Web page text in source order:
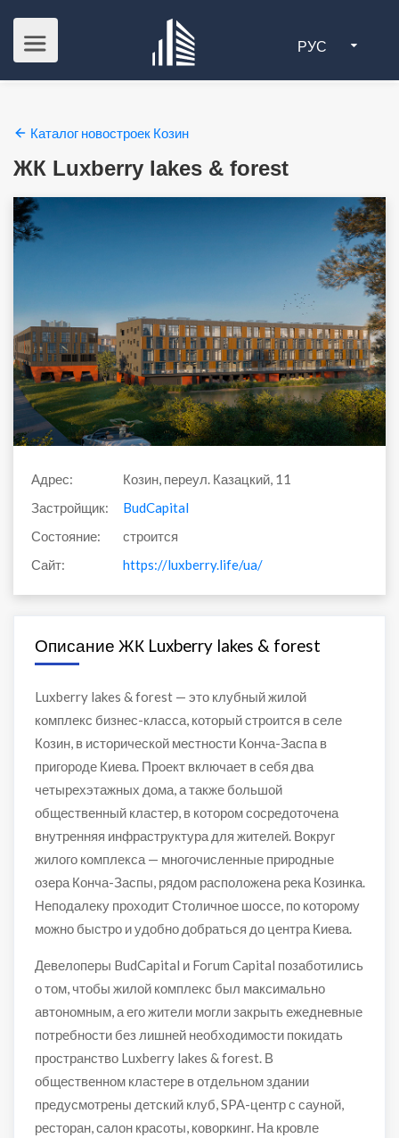
РУС
Каталог новостроек Козин
ЖК Luxberry lakes & forest
Адрес:
Козин, переул. Казацкий, 11
Застройщик:
BudCapital
Состояние:
строится
Сайт:
https://luxberry.life/ua/
Описание ЖК Luxberry lakes & forest
Luxberry lakes & forest — это клубный жилой
комплекс бизнес-класса, который строится в селе
Козин, в исторической местности Конча-Заспа в
пригороде Киева. Проект включает в себя два
четырехэтажных дома, а также большой
общественный кластер, в котором сосредоточена
внутренняя инфраструктура для жителей. Вокруг
жилого комплекса — многочисленные природные
озера Конча-Заспы, рядом расположена река Козинка.
Неподалеку проходит Столичное шоссе, по которому
можно быстро и удобно добраться до центра Киева.
Девелоперы BudCapital и Forum Capital позаботились
о том, чтобы жилой комплекс был максимально
автономным, а его жители могли закрыть ежедневные
потребности без лишней необходимости покидать
пространство Luxberry lakes & forest. В
общественном кластере в отдельном здании
предусмотрены детский клуб, SPA-центр с сауной,
ресторан, салон красоты, коворкинг. На кровле